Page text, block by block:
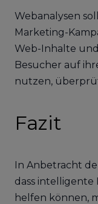
Webanalysen
Marketing-
Web-Inhalte
Besucher auf
nutzen,
Fazit
In Anbetracht
dass
helfen können,